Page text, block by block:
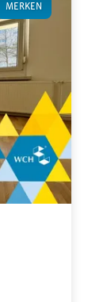
MERKEN